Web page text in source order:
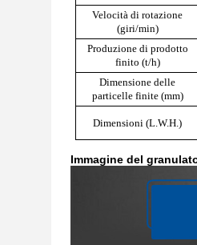
Velocità di rotazione
(giri/min)
Produzione di prodotto
finito (t/h)
Dimensione delle
particelle finite (mm)
Dimensioni (L.W.H.)
Immagine del